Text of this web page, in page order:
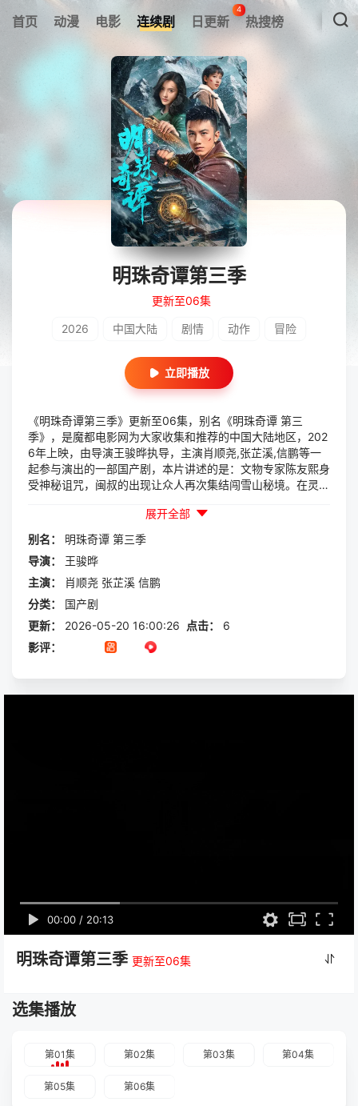
首页 动漫 电影 连续剧 日更新
4
热搜榜
明珠奇谭第三季
更新至06集
2026 中国大陆 剧情 动作 冒险
立即播放
《明珠奇谭第三季》更新至06集，别名《明珠奇谭 第三
季》，是魔都电影网为大家收集和推荐的中国大陆地区，202
6年上映，由导演王骏晔执导，主演肖顺尧,张芷溪,信鹏等一
起参与演出的一部国产剧，本片讲述的是：文物专家陈友熙身
受神秘诅咒，闽叔的出现让众人再次集结闯雪山秘境。在灵霄
危机，拯救了朋友与爱人，守护了古代文明遗迹。
展开全部
别名：
明珠奇谭 第三季
导演：
王骏晔
主演：
肖顺尧 张芷溪 信鹏
分类：
国产剧
更新：
2026-05-20 16:00:26 点击：
6
影评：
00:00 / 20:13
明珠奇谭第三季 更新至06集
选集播放
第01集 第02集 第03集 第04集
第05集 第06集